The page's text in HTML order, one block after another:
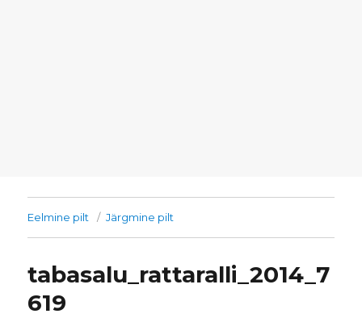
Eelmine pilt Järgmine pilt
tabasalu_rattaralli_2014_7
619